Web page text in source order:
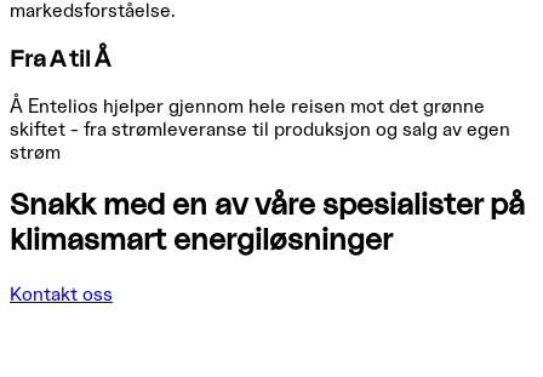
markedsforståelse.
Fra A til Å
Å Entelios hjelper gjennom hele reisen mot det grønne
skiftet - fra strømleveranse til produksjon og salg av egen
strøm
Snakk med en av våre spesialister på
klimasmart energiløsninger
Kontakt oss